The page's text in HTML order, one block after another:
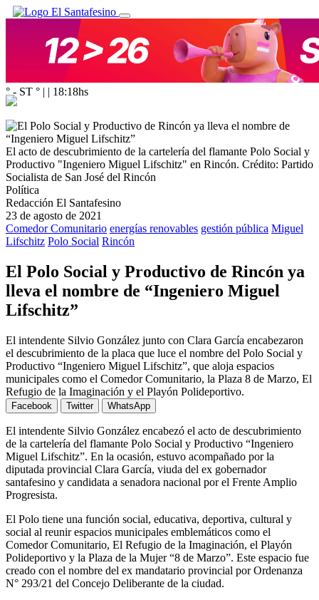
° - ST ° | | 18:18hs
El acto de descubrimiento de la cartelería del flamante Polo Social y
Productivo "Ingeniero Miguel Lifschitz" en Rincón. Crédito: Partido
Socialista de San José del Rincón
Política
Redacción El Santafesino
23 de agosto de 2021
Comedor Comunitario energías renovables gestión pública Miguel
Lifschitz Polo Social Rincón
El Polo Social y Productivo de Rincón ya
lleva el nombre de “Ingeniero Miguel
Lifschitz”
El intendente Silvio González junto con Clara García encabezaron
el descubrimiento de la placa que luce el nombre del Polo Social y
Productivo “Ingeniero Miguel Lifschitz”, que aloja espacios
municipales como el Comedor Comunitario, la Plaza 8 de Marzo, El
Refugio de la Imaginación y el Playón Polideportivo.
Facebook Twitter WhatsApp
El intendente Silvio González encabezó el acto de descubrimiento
de la cartelería del flamante Polo Social y Productivo “Ingeniero
Miguel Lifschitz”. En la ocasión, estuvo acompañado por la
diputada provincial Clara García, viuda del ex gobernador
santafesino y candidata a senadora nacional por el Frente Amplio
Progresista.
El Polo tiene una función social, educativa, deportiva, cultural y
social al reunir espacios municipales emblemáticos como el
Comedor Comunitario, El Refugio de la Imaginación, el Playón
Polideportivo y la Plaza de la Mujer “8 de Marzo”. Este espacio fue
creado con el nombre del ex mandatario provincial por Ordenanza
N° 293/21 del Concejo Deliberante de la ciudad.